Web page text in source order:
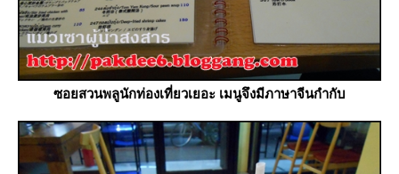
ซอยสวนพลูนักท่องเที่ยวเยอะ เมนูจึงมีภาษาจีนกำกับ